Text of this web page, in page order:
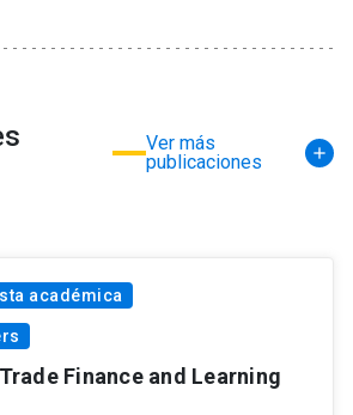
Ver más
publicaciones
académica
Finance and Learning